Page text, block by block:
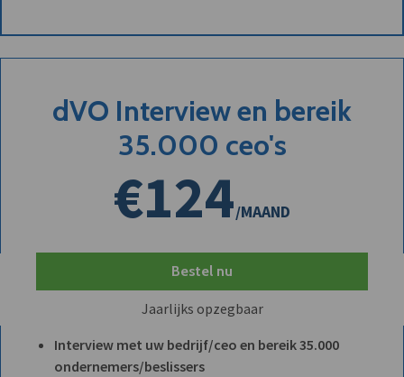
dVO Interview en bereik
35.000 ceo's
€124/MAAND
Bestel nu
Jaarlijks opzegbaar
Interview met uw bedrijf/ceo en bereik 35.000
ondernemers/beslissers